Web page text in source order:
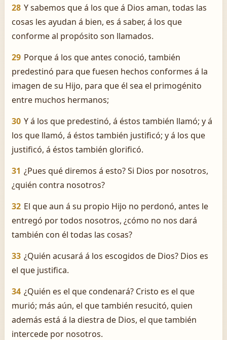
28 Y sabemos que á los que á Dios aman, todas las
cosas les ayudan á bien, es á saber, á los que
conforme al propósito son llamados.
29 Porque á los que antes conoció, también
predestinó para que fuesen hechos conformes á la
imagen de su Hijo, para que él sea el primogénito
entre muchos hermanos;
30 Y á los que predestinó, á éstos también llamó; y á
los que llamó, á éstos también justificó; y á los que
justificó, á éstos también glorificó.
31 ¿Pues qué diremos á esto? Si Dios por nosotros,
¿quién contra nosotros?
32 El que aun á su propio Hijo no perdonó, antes le
entregó por todos nosotros, ¿cómo no nos dará
también con él todas las cosas?
33 ¿Quién acusará á los escogidos de Dios? Dios es
el que justifica.
34 ¿Quién es el que condenará? Cristo es el que
murió; más aún, el que también resucitó, quien
además está á la diestra de Dios, el que también
intercede por nosotros.